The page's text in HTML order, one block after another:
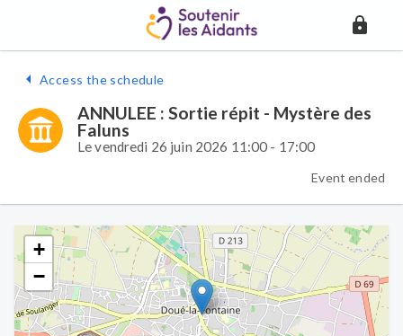
Access the schedule
ANNULEE : Sortie répit - Mystère des
Faluns
Le vendredi 26 juin 2026 11:00 - 17:00
Event ended
+
−